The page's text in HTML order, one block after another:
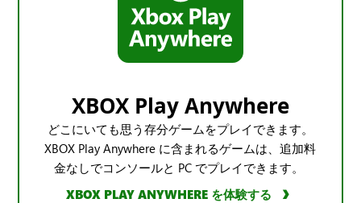
XBOX Play Anywhere
どこにいても思う存分ゲームをプレイできます。
XBOX Play Anywhere に含まれるゲームは、追加料
金なしでコンソールと PC でプレイできます。
XBOX PLAY ANYWHERE を体験する